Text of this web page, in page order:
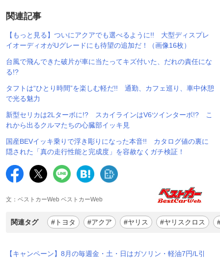
関連記事
【もっと見る】ついにアクアでも選べるように!! 大型ディスプレ
イオーディオがUグレードにも待望の追加だ！（画像16枚）
台風で飛んできた破片が車に当たってキズ付いた、だれの責任にな
る!?
タフトは“ひとり時間”を楽しむ軽だ!! 通勤、カフェ巡り、車中休憩
で光る魅力
新型セリカは2Lターボに!? スカイラインはV6ツインターボ!? こ
れから出るクルマたちの心臓部イッキ見
国産BEVイッキ乗りで浮き彫りになった本音!! カタログ値の裏に
隠された「真の走行性能と完成度」を容赦なくガチ検証！
文：ベストカーWeb ベストカーWeb
関連タグ #トヨタ #アクア #ヤリス #ヤリスクロス
【キャンペーン】8月の毎週金・土・日はガソリン・軽油7円/L引